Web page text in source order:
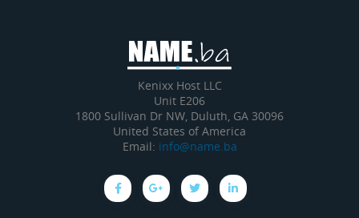
Kenixx Host LLC
Unit E206
1800 Sullivan Dr NW, Duluth, GA 30096
United States of America
Email: info@name.ba